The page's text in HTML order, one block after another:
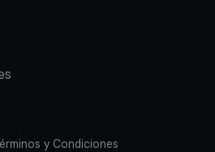
y Condiciones